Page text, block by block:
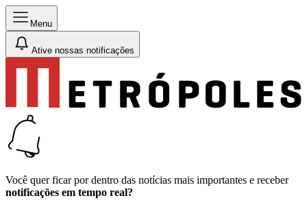
Menu
Ative nossas notificações
Você quer ficar por dentro das notícias mais importantes e receber
notificações em tempo real?